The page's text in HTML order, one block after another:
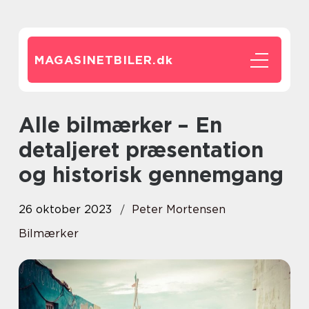
MAGASINETBILER.dk
Alle bilmærker – En
detaljeret præsentation
og historisk gennemgang
26 oktober 2023
Peter Mortensen
Bilmærker